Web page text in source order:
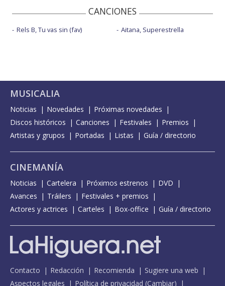
CANCIONES
Rels B, Tu vas sin (fav) Aitana, Superestrella
MUSICALIA
Noticias Novedades
Próximas novedades
Discos históricos
Canciones Festivales
Premios
Artistas y grupos
Portadas Listas Guía / directorio
CINEMANÍA
Noticias Cartelera Próximos estrenos
DVD
Avances
Tráilers
Festivales + premios
Actores y actrices
Carteles Box-office Guía / directorio
Contacto Redacción Recomienda
Sugiere una web
Aspectos legales
Política de privacidad (Cambiar)